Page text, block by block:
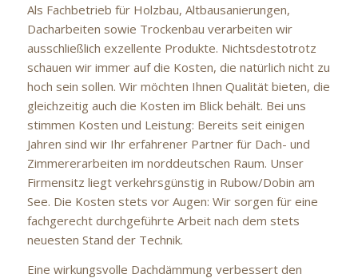
Als Fachbetrieb für Holzbau, Altbausanierungen,
Dacharbeiten sowie Trockenbau verarbeiten wir
ausschließlich exzellente Produkte. Nichtsdestotrotz
schauen wir immer auf die Kosten, die natürlich nicht zu
hoch sein sollen. Wir möchten Ihnen Qualität bieten, die
gleichzeitig auch die Kosten im Blick behält. Bei uns
stimmen Kosten und Leistung: Bereits seit einigen
Jahren sind wir Ihr erfahrener Partner für Dach- und
Zimmererarbeiten im norddeutschen Raum. Unser
Firmensitz liegt verkehrsgünstig in Rubow/Dobin am
See. Die Kosten stets vor Augen: Wir sorgen für eine
fachgerecht durchgeführte Arbeit nach dem stets
neuesten Stand der Technik.
Eine wirkungsvolle Dachdämmung verbessert den